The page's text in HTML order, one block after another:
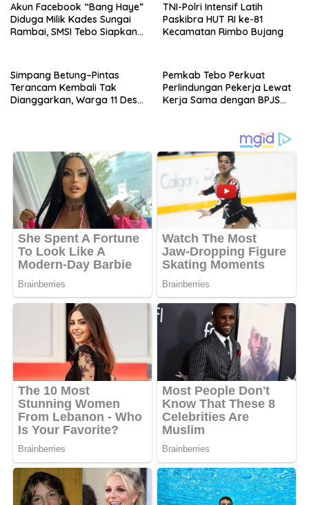
Akun Facebook “Bang Haye”
Diduga Milik Kades Sungai
Rambai, SMSI Tebo Siapkan
TNI-Polri Intensif Latih
Paskibra HUT RI ke-81
Kecamatan Rimbo Bujang
Simpang Betung–Pintas
Terancam Kembali Tak
Dianggarkan, Warga 11 Desa
Pemkab Tebo Perkuat
Perlindungan Pekerja Lewat
Kerja Sama dengan BPJS